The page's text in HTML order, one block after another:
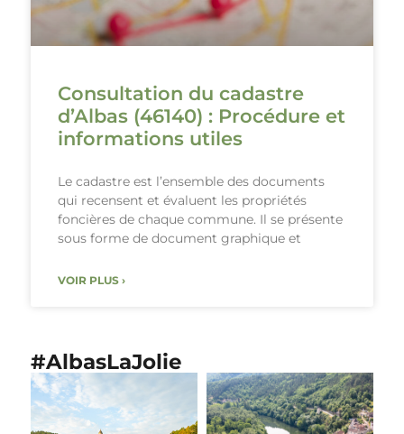
Consultation du cadastre
d’Albas (46140) : Procédure et
informations utiles
Le cadastre est l’ensemble des documents
qui recensent et évaluent les propriétés
foncières de chaque commune. Il se présente
sous forme de document graphique et
VOIR PLUS ›
#AlbasLaJolie